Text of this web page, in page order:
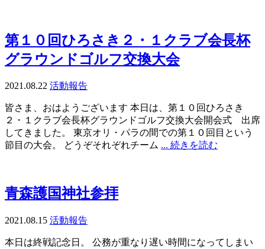
第１０回ひろさき２・１クラブ会長杯
グラウンドゴルフ交換大会
2021.08.22 活動報告
皆さま、おはようございます 本日は、第１０回ひろさき
２・１クラブ会長杯グラウンドゴルフ交換大会開会式 出席
してきました。 東京オリ・パラの間での第１０回目という
節目の大会。 どうぞそれぞれチーム ... 続きを読む
青森護国神社参拝
2021.08.15 活動報告
本日は終戦記念日。 公務が重なり遅い時間になってしまい